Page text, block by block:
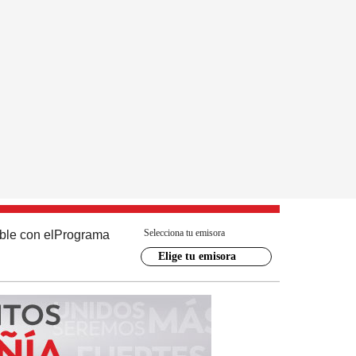
con el Programa Selecciona tu emisora
Elige tu emisora